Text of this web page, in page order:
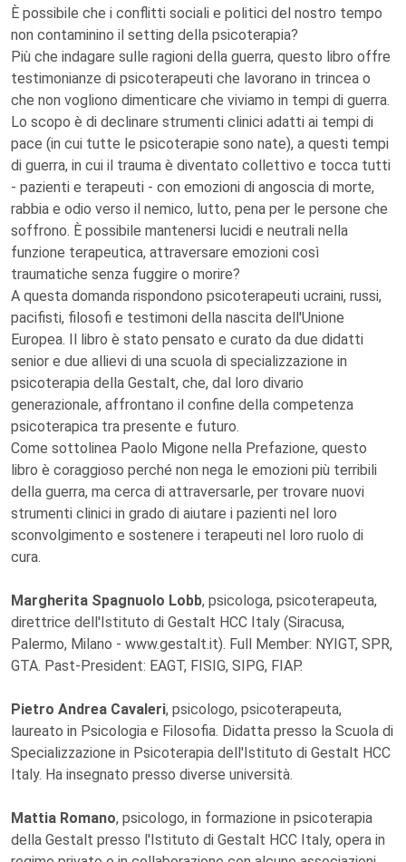
È possibile che i conflitti sociali e politici del nostro tempo
non contaminino il setting della psicoterapia?
Più che indagare sulle ragioni della guerra, questo libro offre
testimonianze di psicoterapeuti che lavorano in trincea o
che non vogliono dimenticare che viviamo in tempi di guerra.
Lo scopo è di declinare strumenti clinici adatti ai tempi di
pace (in cui tutte le psicoterapie sono nate), a questi tempi
di guerra, in cui il trauma è diventato collettivo e tocca tutti
- pazienti e terapeuti - con emozioni di angoscia di morte,
rabbia e odio verso il nemico, lutto, pena per le persone che
soffrono. È possibile mantenersi lucidi e neutrali nella
funzione terapeutica, attraversare emozioni così
traumatiche senza fuggire o morire?
A questa domanda rispondono psicoterapeuti ucraini, russi,
pacifisti, filosofi e testimoni della nascita dell'Unione
Europea. Il libro è stato pensato e curato da due didatti
senior e due allievi di una scuola di specializzazione in
psicoterapia della Gestalt, che, dal loro divario
generazionale, affrontano il confine della competenza
psicoterapica tra presente e futuro.
Come sottolinea Paolo Migone nella Prefazione, questo
libro è coraggioso perché non nega le emozioni più terribili
della guerra, ma cerca di attraversarle, per trovare nuovi
strumenti clinici in grado di aiutare i pazienti nel loro
sconvolgimento e sostenere i terapeuti nel loro ruolo di
cura.
Margherita Spagnuolo Lobb, psicologa, psicoterapeuta,
direttrice dell'Istituto di Gestalt HCC Italy (Siracusa,
Palermo, Milano - www.gestalt.it). Full Member: NYIGT, SPR,
GTA. Past-President: EAGT, FISIG, SIPG, FIAP.
Pietro Andrea Cavaleri, psicologo, psicoterapeuta,
laureato in Psicologia e Filosofia. Didatta presso la Scuola di
Specializzazione in Psicoterapia dell'Istituto di Gestalt HCC
Italy. Ha insegnato presso diverse università.
Mattia Romano, psicologo, in formazione in psicoterapia
della Gestalt presso l'Istituto di Gestalt HCC Italy, opera in